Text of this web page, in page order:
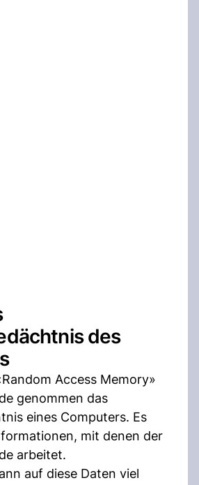
des
Access Memory»
genommen das
eines Computers. Es
mit denen der
arbeitet.
auf diese Daten viel